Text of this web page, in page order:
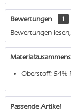
Bewertungen
1
Bewertungen
Oberstoff: 54%
Passende Artikel